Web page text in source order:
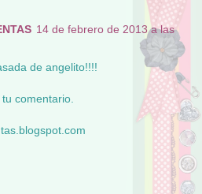
14 de febrero de 2013 a las
de angelito!!!!
comentario.